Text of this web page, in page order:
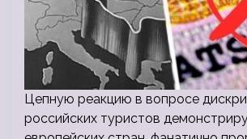
Цепную реакцию в вопросе
российских туристов